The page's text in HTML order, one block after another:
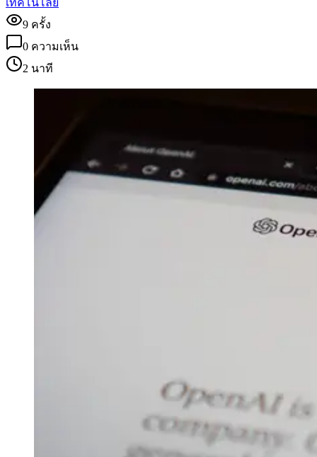
9 ครั้ง
0 ความเห็น
2 นาที